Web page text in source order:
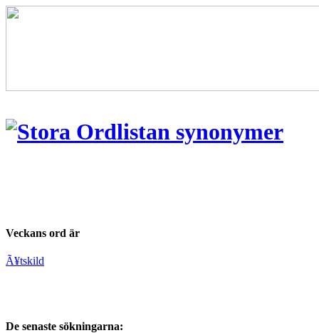
Veckans ord är
Ã¥tskild
De senaste sökningarna: